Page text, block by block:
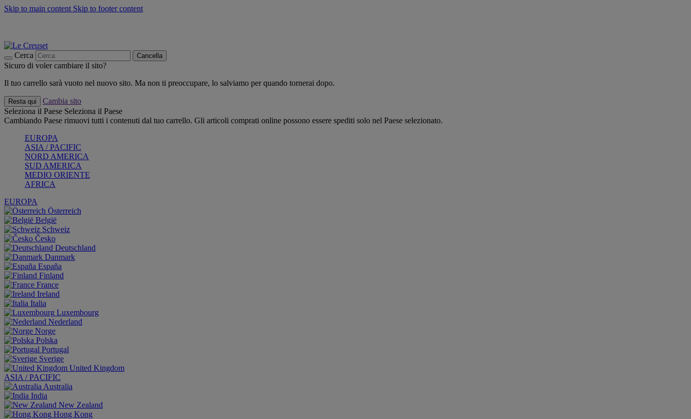
Skip to main content Skip to footer content
Cerca Cancella
Sicuro di voler cambiare il sito?
Il tuo carrello sarà vuoto nel nuovo sito. Ma non ti preoccupare, lo salviamo per quando tornerai dopo.
Resta qui
Cambia sito
Seleziona il Paese Seleziona il Paese
Cambiando Paese rimuovi tutti i contenuti dal tuo carrello. Gli articoli comprati online possono essere spediti solo nel Paese selezionato.
EUROPA
ASIA / PACIFIC
NORD AMERICA
SUD AMERICA
MEDIO ORIENTE
AFRICA
EUROPA
Österreich
België
Schweiz
Česko
Deutschland
Danmark
España
Finland
France
Ireland
Italia
Luxembourg
Nederland
Norge
Polska
Portugal
Sverige
United Kingdom
ASIA / PACIFIC
Australia
India
New Zealand
Hong Kong